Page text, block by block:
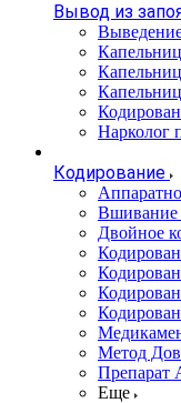
Вывод из
Нарколог
Кодирование
Вшивание
Двойное
Метод
Препарат
Еще